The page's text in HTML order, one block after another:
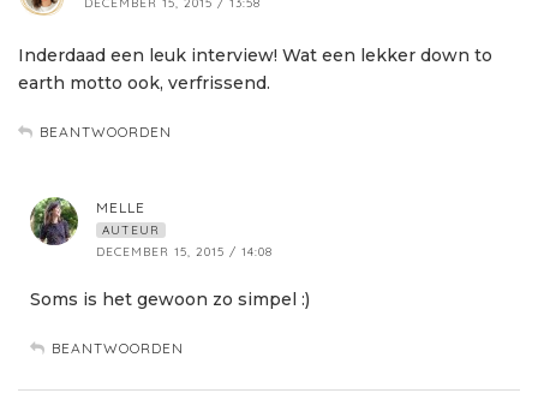
DECEMBER 15, 2015 / 13:58
Inderdaad een leuk interview! Wat een lekker down to
earth motto ook, verfrissend.
BEANTWOORDEN
MELLE
AUTEUR
DECEMBER 15, 2015 / 14:08
Soms is het gewoon zo simpel :)
BEANTWOORDEN